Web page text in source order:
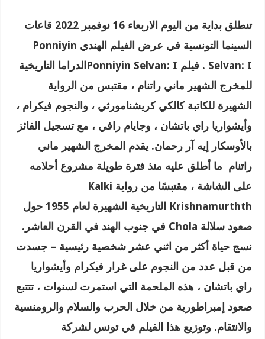
تنطلق بداية من اليوم الاربعاء 16 نوفمبر 2022 قاعات
السينما التونسية في عرض الفيلم الهندي Ponniyin
Selvan: I .
فيلم Ponniyin Selvan: I الدراما التاريخية
للمخرج الشهير ماني راتنام ، مقتبس من الرواية
الشهيرة للكاتبة كالكي كريشنامورثي ، والنجوم فيكرام ،
وأيشواريا راي باتشان ، وجايام رافي ، مع تسجيل الفائز
بالأوسكار إيه آر رحمان.يقدم المخرج الشهير ماني
راتنام ‏ ما أطلق عليه منذ فترة طويلة مشروع أحلامه
على الشاشة ، مقتبسًا من رواية Kalki
Krishnamurthth
‏ التاريخية الشهيرة لعام 1955 حول
صعود سلالة
في جنوب الهند في القرن العاشر.
نسج حياة أكثر من اثني عشر شخصية رئيسية – جسدت
من قبل عدد من النجوم على غرار فيكرام وأيشواريا
راي باتشان ، هذه الملحمة التي استمرت لسنوات ، تتتبع
صعود إمبراطورية من خلال الحرب والسلام والرومنسية
والانتقام. وتوزيع هذا الفيلم في تونس لشركة